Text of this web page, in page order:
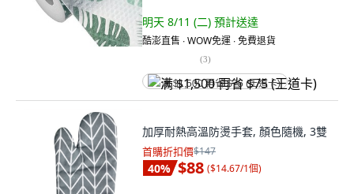
明天 8/11 (二) 預計送達
酷澎直售 ∙ WOW免運 ∙ 免費退貨
(3)
满 $1,500 再省 $75 (王道卡)
加厚耐熱高溫防燙手套, 顏色隨機, 3雙
首購折扣價$147
40% $88 ($14.67/1個)